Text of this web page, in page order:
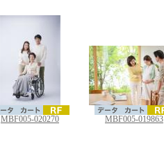
MBF005-020270 MBF005-019863